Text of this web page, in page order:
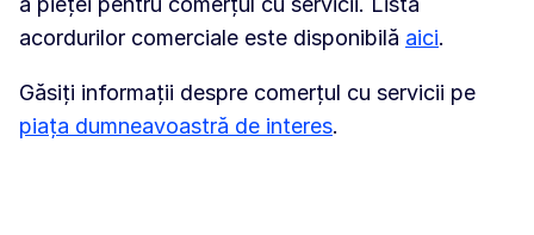
acordurilor comerciale este disponibilă aici.
Găsiți informații despre comerțul cu servicii pe
piața dumneavoastră de interes.